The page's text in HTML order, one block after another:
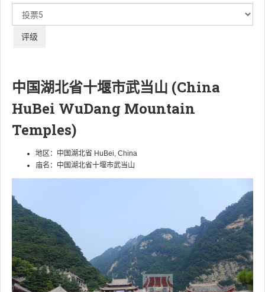
价：3/
评
中国湖北省十堰市武当山 (China
HuBei WuDang Mountain
Temples)
地区：中国湖北省 HuBei, China
庙名：中国湖北省十堰市武当山